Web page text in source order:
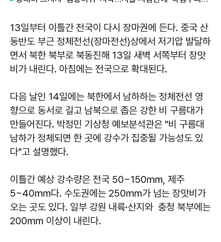
13일부터 이틀간 전국이 다시 장마권에 든다. 중국 산
둥반도 부근 정체전선(장마전선)상에서 저기압 발달하
면서 북한 북부로 북동진해 13일 새벽 서쪽부터 장맛
비가 내린다. 아침에는 전국으로 확대된다.
다음 날인 14일에는 북한에서 남하하는 정체전선 영
향으로 동서로 길고 남북으로 좁은 강한 비 구름대가
만들어진다. 박정민 기상청 예보분석관은 "비 구름대
남하가 정체되면 한 곳에 강수가 집중될 가능성도 있
다"고 설명했다.
이틀간 예상 강수량은 전국 50~150㎜, 제주
5~40㎜다. 수도권에는 250㎜가 넘는 장맛비가
오는 곳도 있다. 일부 강원 내륙·산지와 충청 북부에는
200㎜ 이상이 내린다.